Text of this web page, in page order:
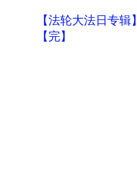
【法轮大法日专
【完】